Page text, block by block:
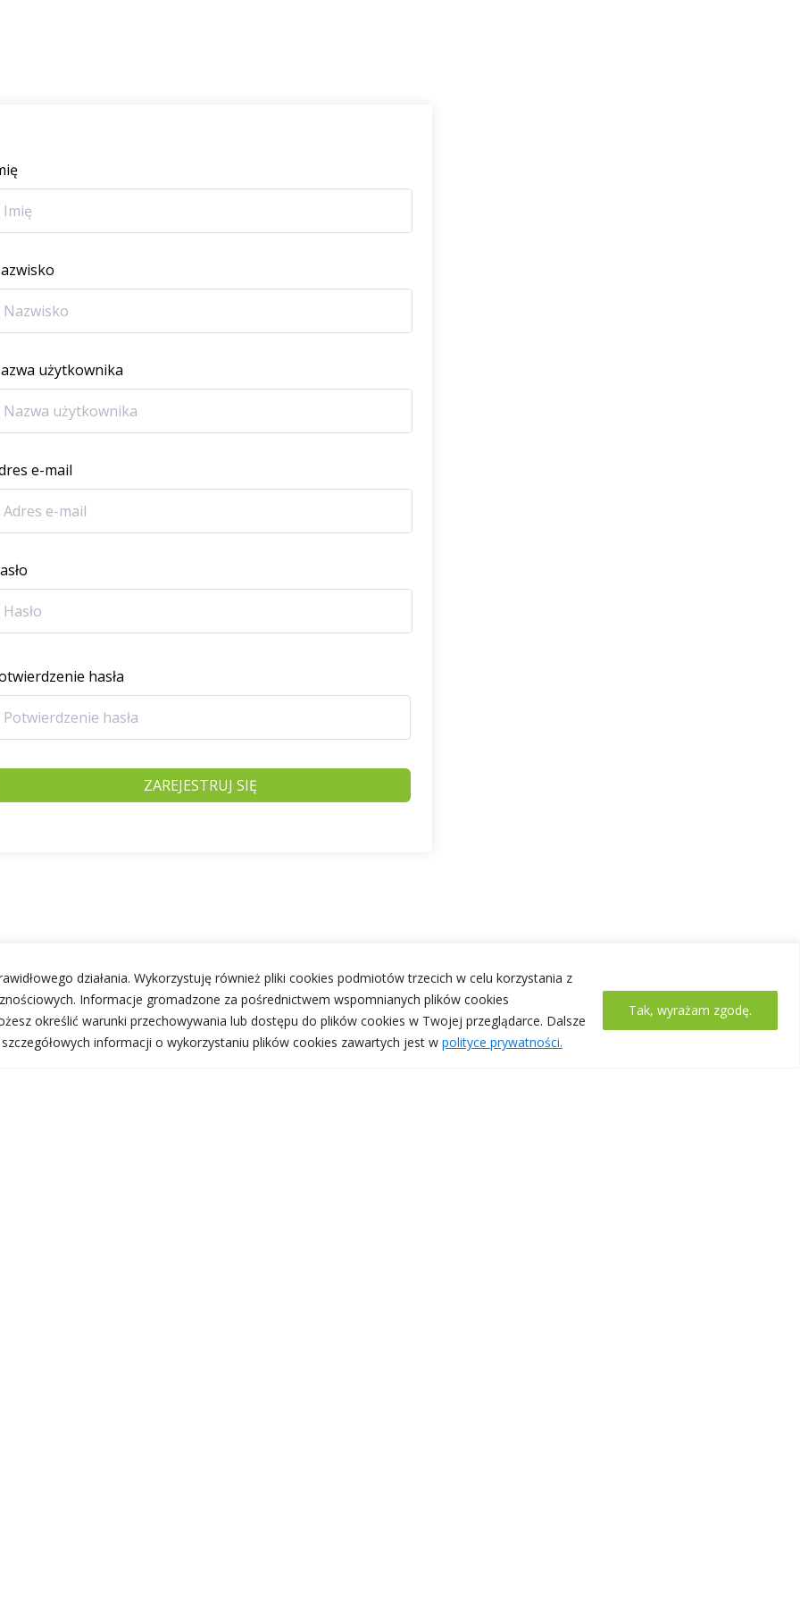
działania. Wykorzystuję również pliki cookies podmiotów trzecich w celu korzystania z
Informacje gromadzone za pośrednictwem wspomnianych plików cookies
określić warunki przechowywania lub dostępu do plików cookies w Twojej przeglądarce. Dalsze
informacji o wykorzystaniu plików cookies zawartych jest w polityce prywatności.
Tak, wyrażam zgodę.
użytkownika
e-mail
hasła
ZAREJESTRUJ SIĘ